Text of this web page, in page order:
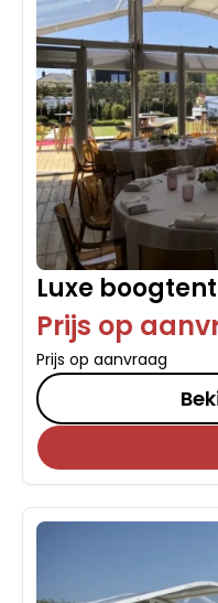
Luxe boogtent
Prijs op
Prijs op aanvraag